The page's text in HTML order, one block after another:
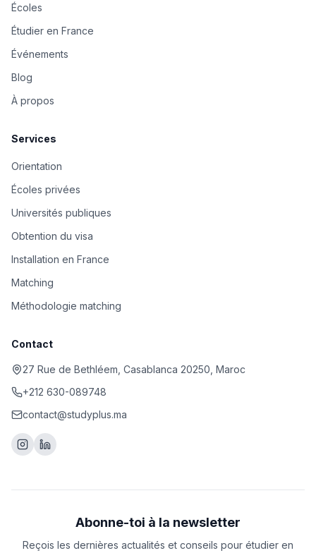
Écoles
Étudier en France
Événements
Blog
À propos
Services
Orientation
Écoles privées
Universités publiques
Obtention du visa
Installation en France
Matching
Méthodologie matching
Contact
27 Rue de Bethléem, Casablanca 20250, Maroc
+212 630-089748
contact@studyplus.ma
Abonne-toi à la newsletter
Reçois les dernières actualités et conseils pour étudier en